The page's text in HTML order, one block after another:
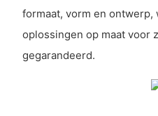
formaat, vorm en
oplossingen op maat voor
gegarandeerd.